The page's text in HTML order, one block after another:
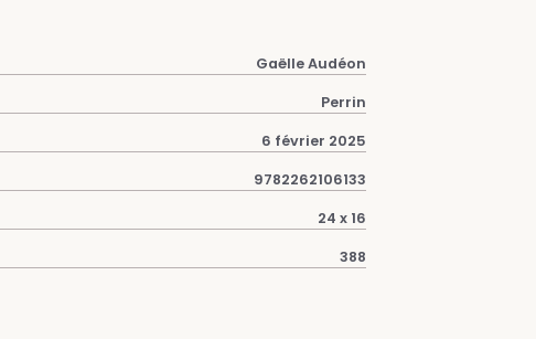
Gaëlle Audéon
Perrin
6 février 2025
9782262106133
24 x 16
388